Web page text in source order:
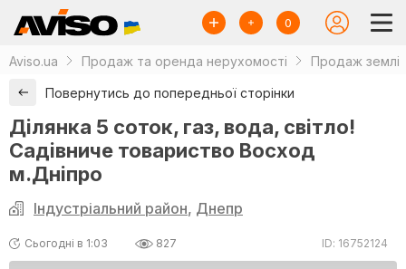
0
Aviso.ua Продаж та оренда нерухомості Продаж землі
Повернутись до попередньої сторінки
Ділянка 5 соток, газ, вода, світло!
Садівниче товариство Восход
м.Дніпро
Індустріальний район, Днепр
Сьогодні в 1:03 827 ID: 16752124